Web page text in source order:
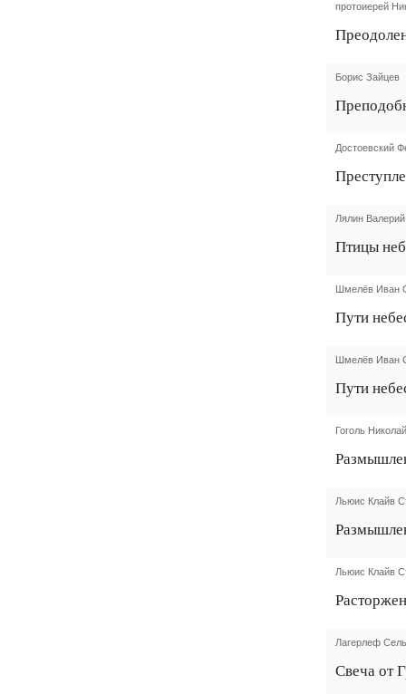
протоиерей
Борис Зайцев
Достоевский
Лялин
Птицы
Шмелёв Иван
Пути
Шмелёв Иван
Пути
Гоголь
Льюис Клайв
Льюис Клайв
Лагерлеф
Свеча от